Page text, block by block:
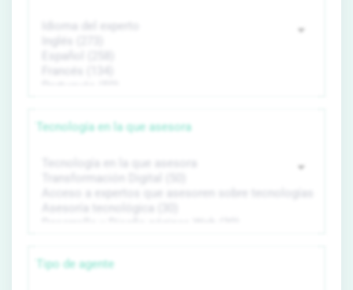
Tecnología en la que asesora
Tipo de agente